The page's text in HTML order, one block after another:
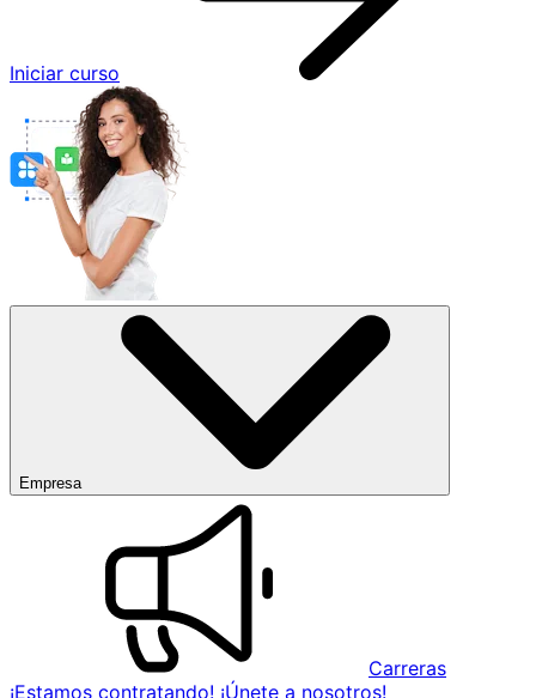
Iniciar curso
Empresa
Carreras
¡Estamos contratando! ¡Únete a nosotros!